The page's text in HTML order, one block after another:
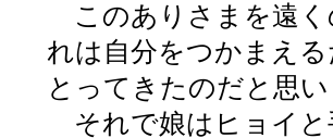
このありさまを遠く
れは自分をつかまえ
とってきたのだと思
それで娘はヒョイと